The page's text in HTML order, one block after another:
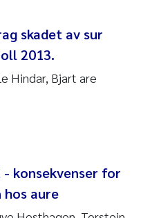
skadet av sur
2013.
Hindar, Bjart are
konsekvenser for
aure